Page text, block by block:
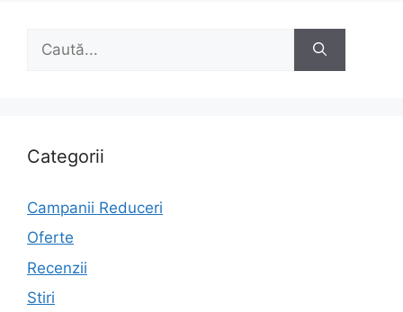
după:
Categorii
Campanii Reduceri
Oferte
Recenzii
Stiri